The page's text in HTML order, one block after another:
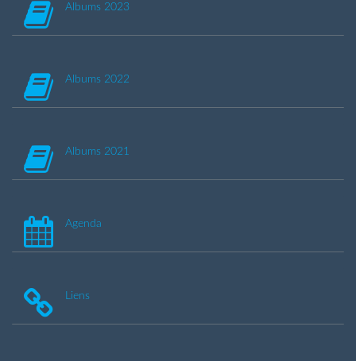
Albums 2023
Albums 2022
Albums 2021
Agenda
Liens